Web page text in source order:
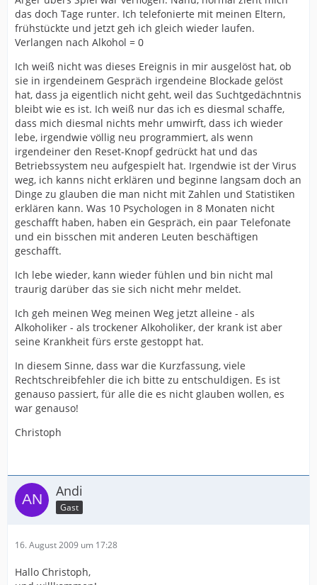
das doch Tage runter. Ich telefonierte mit meinen Eltern,
frühstückte und jetzt geh ich gleich wieder laufen.
Verlangen nach Alkohol = 0
Ich weiß nicht was dieses Ereignis in mir ausgelöst hat, ob
sie in irgendeinem Gespräch irgendeine Blockade gelöst
hat, dass ja eigentlich nicht geht, weil das Suchtgedächntnis
bleibt wie es ist. Ich weiß nur das ich es diesmal schaffe,
dass mich diesmal nichts mehr umwirft, dass ich wieder
lebe, irgendwie völlig neu programmiert, als wenn
irgendeiner den Reset-Knopf gedrückt hat und das
Betriebssystem neu aufgespielt hat. Irgendwie ist der Virus
weg, ich kanns nicht erklären und beginne langsam doch an
Dinge zu glauben die man nicht mit Zahlen und Statistiken
erklären kann. Was 10 Psychologen in 8 Monaten nicht
geschafft haben, haben ein Gespräch, ein paar Telefonate
und ein bisschen mit anderen Leuten beschäftigen
geschafft.
Ich lebe wieder, kann wieder fühlen und bin nicht mal
traurig darüber das sie sich nicht mehr meldet.
Ich geh meinen Weg meinen Weg jetzt alleine - als
Alkoholiker - als trockener Alkoholiker, der krank ist aber
seine Krankheit fürs erste gestoppt hat.
In diesem Sinne, dass war die Kurzfassung, viele
Rechtschreibfehler die ich bitte zu entschuldigen. Es ist
genauso passiert, für alle die es nicht glauben wollen, es
war genauso!
Christoph
Andi
Gast
16. August 2009 um 17:28
Hallo Christoph,